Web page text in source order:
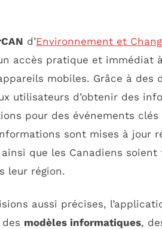
d’Environnement et
accès pratique et immédiat
mobiles. Grâce à des
utilisateurs d’obtenir des
pour des événements
sont mises à jour
ainsi que les Canadiens
leur région.
aussi précises,
modèles informatiques,